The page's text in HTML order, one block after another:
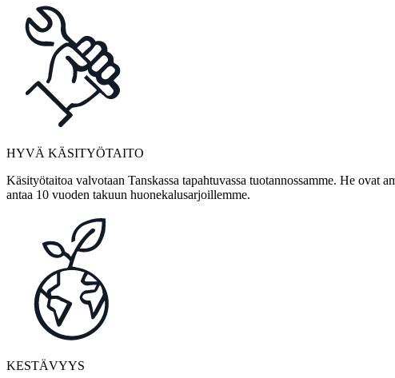
HYVÄ KÄSITYÖTAITO
Käsityötaitoa valvotaan Tanskassa tapahtuvassa tuotannossamme. He
antaa 10 vuoden takuun huonekalusarjoillemme.
KESTÄVYYS